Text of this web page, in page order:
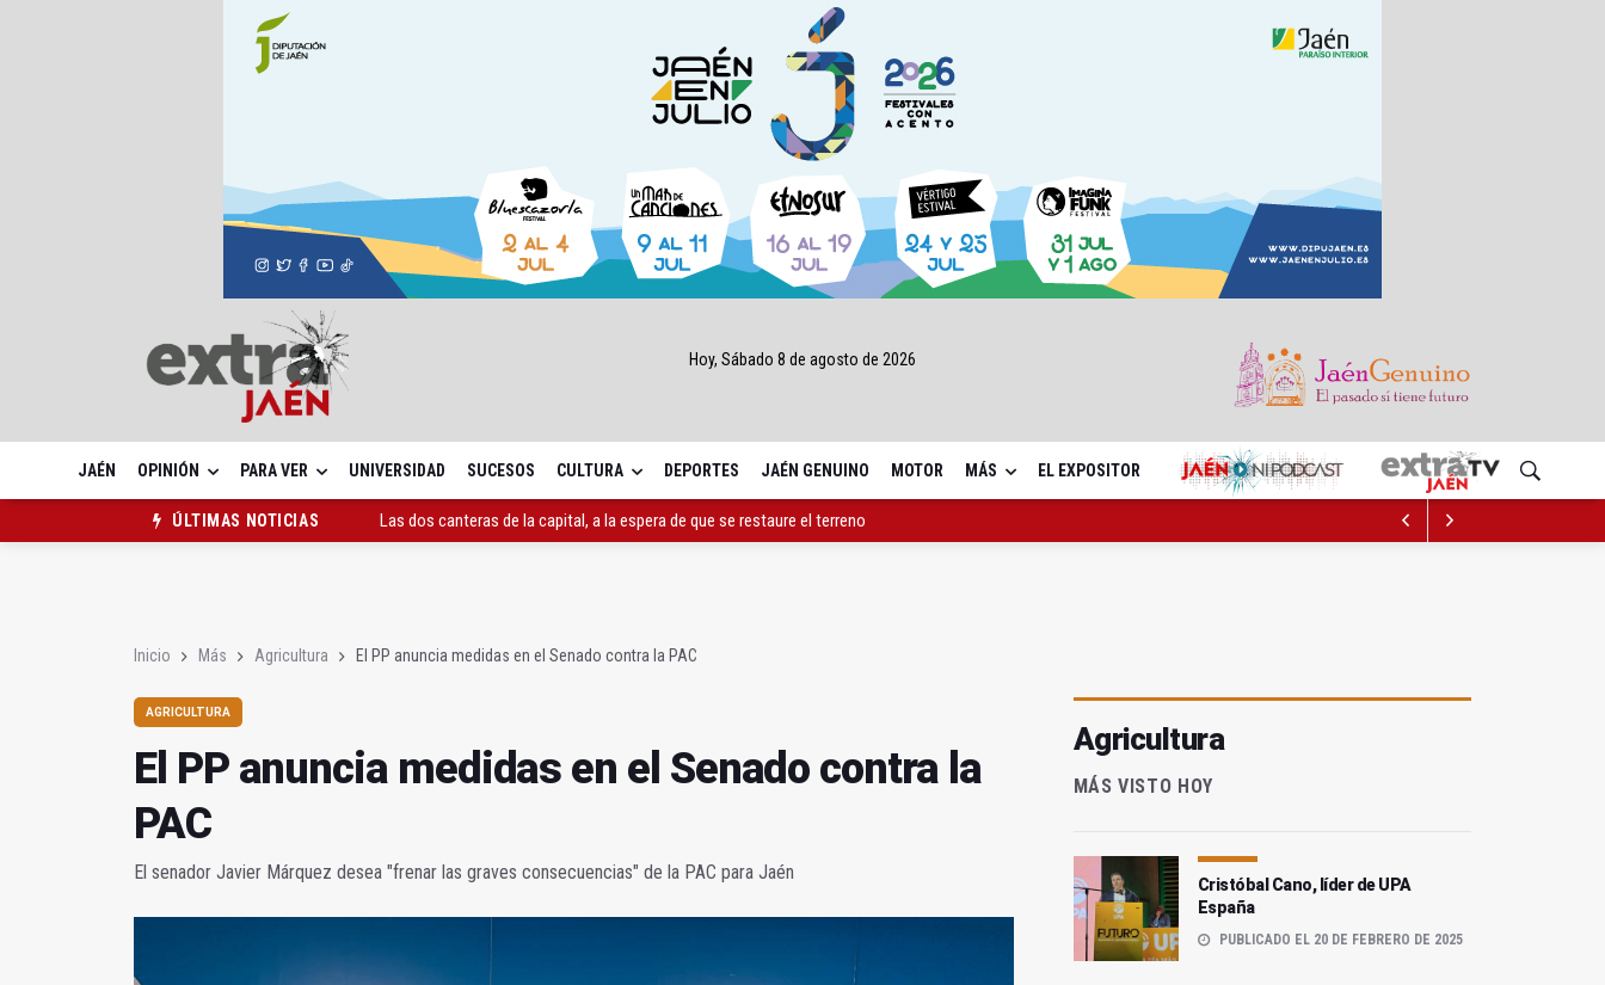
Hoy, Sábado 8 de agosto de 2026
JAÉN OPINIÓN PARA VER UNIVERSIDAD SUCESOS CULTURA DEPORTES JAÉN GENUINO MOTOR MÁS EL EXPOSITOR
ÚLTIMAS NOTICIAS
Las dos canteras de la capital, a la espera de que se restaure el terreno
Inicio Más Agricultura El PP anuncia medidas en el Senado contra la PAC
AGRICULTURA
El PP anuncia medidas en el Senado contra la
PAC
El senador Javier Márquez desea "frenar las graves consecuencias" de la PAC para Jaén
Agricultura
MÁS VISTO HOY
Cristóbal Cano, líder de UPA
España
PUBLICADO EL 20 DE FEBRERO DE 2025